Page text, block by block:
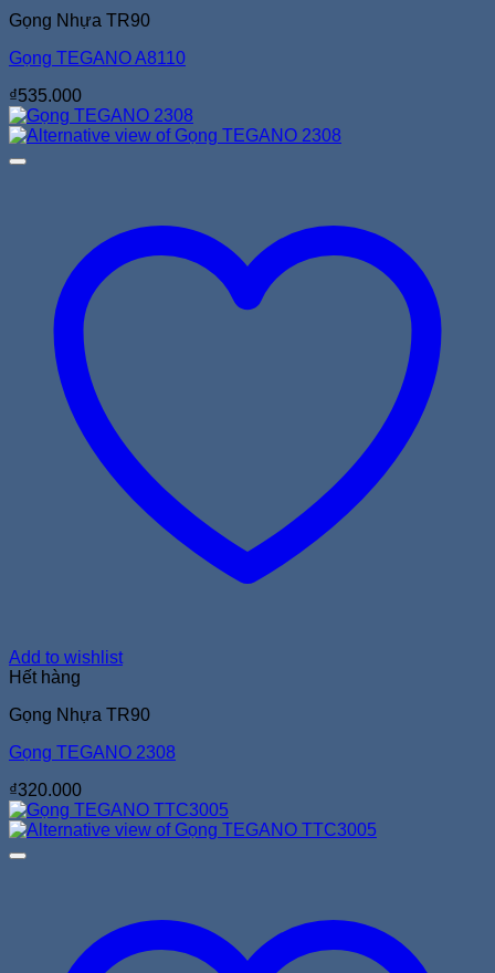
Gọng Nhựa TR90
Gọng TEGANO A8110
₫535.000
Add to wishlist
Hết hàng
Gọng Nhựa TR90
Gọng TEGANO 2308
₫320.000